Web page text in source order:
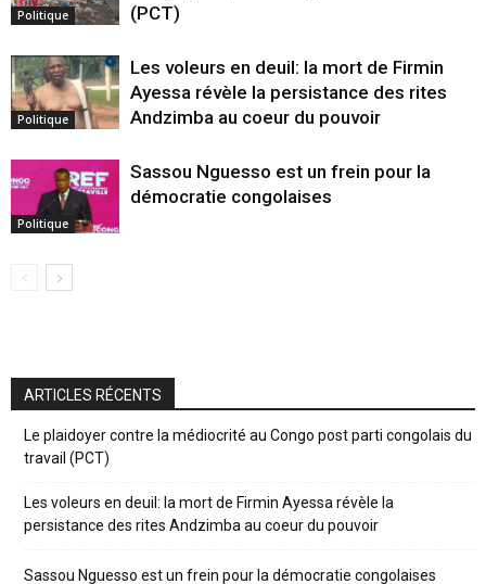
Politique
(PCT)
Politique
Les voleurs en deuil: la mort de Firmin
Ayessa révèle la persistance des rites
Andzimba au coeur du pouvoir
Politique
Sassou Nguesso est un frein pour la
démocratie congolaises
ARTICLES RÉCENTS
Le plaidoyer contre la médiocrité au Congo post parti congolais du
travail (PCT)
Les voleurs en deuil: la mort de Firmin Ayessa révèle la
persistance des rites Andzimba au coeur du pouvoir
Sassou Nguesso est un frein pour la démocratie congolaises